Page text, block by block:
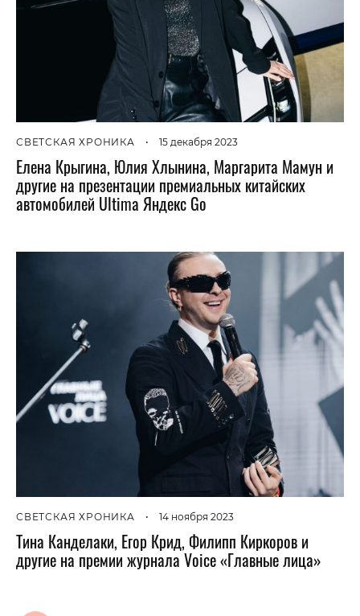
СВЕТСКАЯ ХРОНИКА • 15 декабря 2023
Елена Крыгина, Юлия Хлынина, Маргарита Мамун и
другие на презентации премиальных китайских
автомобилей Ultima Яндекс Go
СВЕТСКАЯ ХРОНИКА • 14 ноября 2023
Тина Канделаки, Егор Крид, Филипп Киркоров и
другие на премии журнала Voice «Главные лица»